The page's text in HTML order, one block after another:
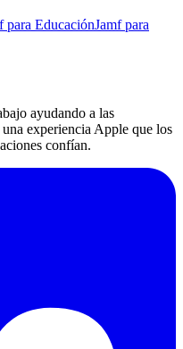
para EducaciónJamf para
ayudando a las
experiencia Apple que los
confían.